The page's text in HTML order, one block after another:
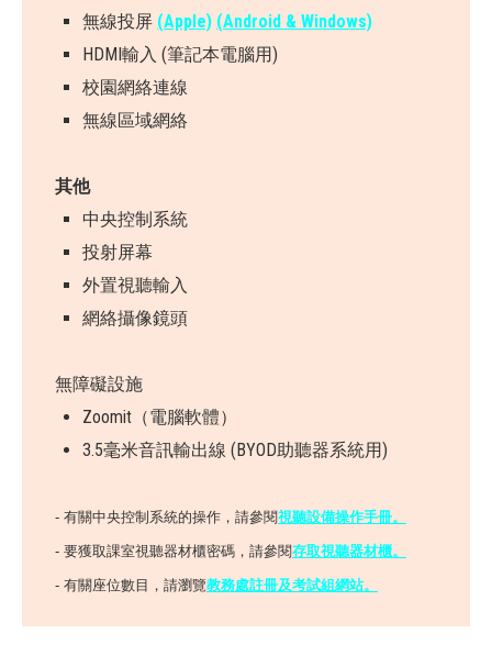
無線投屏 (Apple) (Android & Windows)
HDMI輸入 (筆記本電腦用)
校園網絡連線
無線區域網絡
其他
中央控制系統
投射屏幕
外置視聽輸入
網絡攝像鏡頭
無障礙設施
Zoomit（電腦軟體）
3.5毫米音訊輸出線 (BYOD助聽器系統用)
- 有關中央控制系統的操作，請參閱視聽設備操作手冊。
- 要獲取課室視聽器材櫃密碼，請參閱存取視聽器材櫃。
- 有關座位數目，請瀏覽教務處註冊及考試組網站。